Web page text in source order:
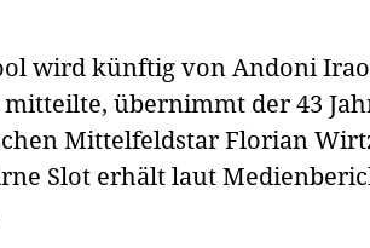
wird künftig von Andoni
übernimmt der 43
Mittelfeldstar Florian
Slot erhält laut